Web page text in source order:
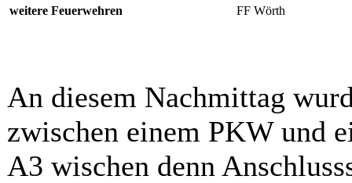
weitere Feuerwehren FF Wörth
An diesem Nachmittag
zwischen einem PKW und
A3 wischen denn